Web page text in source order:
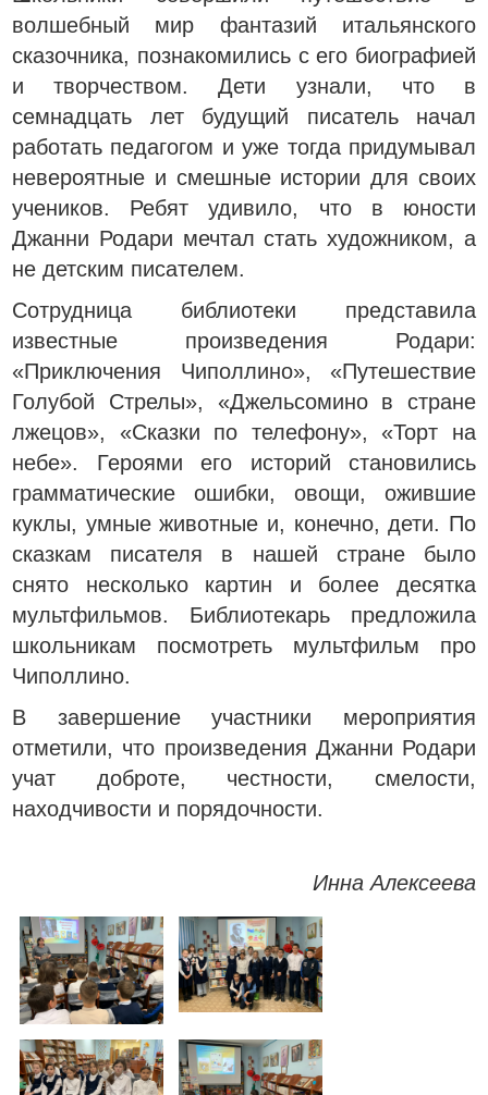
волшебный мир фантазий итальянского
сказочника, познакомились с его биографией
и творчеством. Дети узнали, что в
семнадцать лет будущий писатель начал
работать педагогом и уже тогда придумывал
невероятные и смешные истории для своих
учеников. Ребят удивило, что в юности
Джанни Родари мечтал стать художником, а
не детским писателем.
Сотрудница библиотеки представила
известные произведения Родари:
«Приключения Чиполлино», «Путешествие
Голубой Стрелы», «Джельсомино в стране
лжецов», «Сказки по телефону», «Торт на
небе». Героями его историй становились
грамматические ошибки, овощи, ожившие
куклы, умные животные и, конечно, дети. По
сказкам писателя в нашей стране было
снято несколько картин и более десятка
мультфильмов. Библиотекарь предложила
школьникам посмотреть мультфильм про
Чиполлино.
В завершение участники мероприятия
отметили, что произведения Джанни Родари
учат доброте, честности, смелости,
находчивости и порядочности.
Инна Алексеева